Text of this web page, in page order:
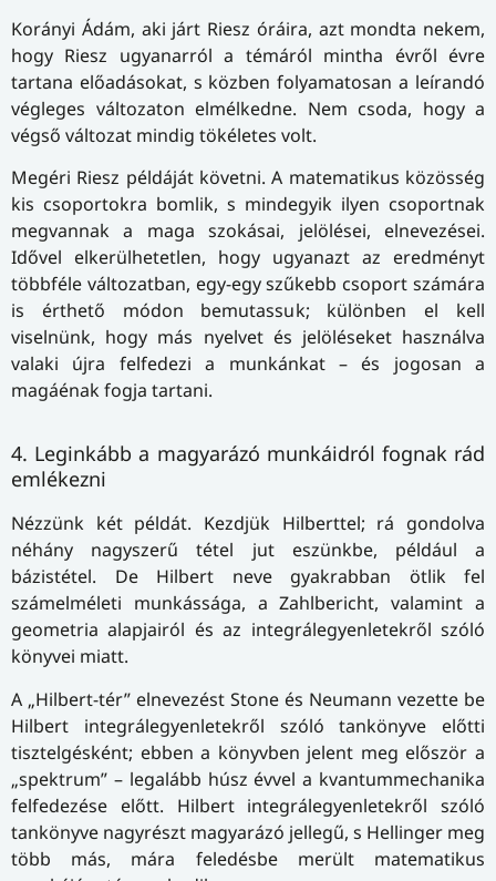
Korányi Ádám, aki járt Riesz óráira, azt mondta nekem,
hogy Riesz ugyanarról a témáról mintha évről évre
tartana előadásokat, s közben folyamatosan a leírandó
végleges változaton elmélkedne. Nem csoda, hogy a
végső változat mindig tökéletes volt.
Megéri Riesz példáját követni. A matematikus közösség
kis csoportokra bomlik, s mindegyik ilyen csoportnak
megvannak a maga szokásai, jelölései, elnevezései.
Idővel elkerülhetetlen, hogy ugyanazt az eredményt
többféle változatban, egy-egy szűkebb csoport számára
is érthető módon bemutassuk; különben el kell
viselnünk, hogy más nyelvet és jelöléseket használva
valaki újra felfedezi a munkánkat – és jogosan a
magáénak fogja tartani.
4. Leginkább a magyarázó munkáidról fognak rád
emlékezni
Nézzünk két példát. Kezdjük Hilberttel; rá gondolva
néhány nagyszerű tétel jut eszünkbe, például a
bázistétel. De Hilbert neve gyakrabban ötlik fel
számelméleti munkássága, a Zahlbericht, valamint a
geometria alapjairól és az integrálegyenletekről szóló
könyvei miatt.
A „Hilbert-tér” elnevezést Stone és Neumann vezette be
Hilbert integrálegyenletekről szóló tankönyve előtti
tisztelgésként; ebben a könyvben jelent meg először a
„spektrum” – legalább húsz évvel a kvantummechanika
felfedezése előtt. Hilbert integrálegyenletekről szóló
tankönyve nagyrészt magyarázó jellegű, s Hellinger meg
több más, mára feledésbe merült matematikus